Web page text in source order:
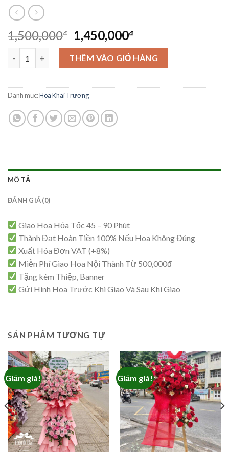
1,500,000₫
Giá
gốc
là:
1,500,000₫.
1,450,000₫Giá
hiện
tại
là:
1,450,000₫.
Kệ Hoa Khai Trương - KT62 số lượng
THÊM VÀO GIỎ HÀNG
Danh mục:Hoa Khai Trương
MÔ TẢ
ĐÁNH GIÁ (0)
Giao Hoa Hỏa Tốc 45 – 90 Phút
Thành Đạt Hoàn Tiền 100% Nếu Hoa Không Đúng
Xuất Hóa Đơn VAT (+8%)
Miễn Phí Giao Hoa Nội Thành Từ 500,000đ
Tặng kèm Thiệp, Banner
Gửi Hình Hoa Trước Khi Giao Và Sau Khi Giao
SẢN PHẨM TƯƠNG TỰ
Giảm giá! Giảm giá!